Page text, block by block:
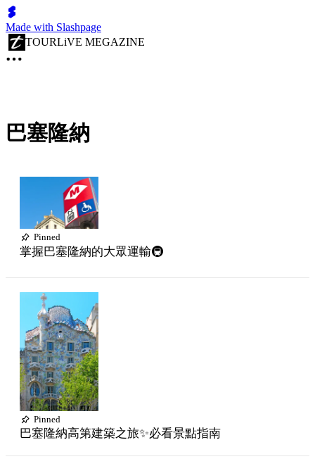
Made with Slashpage
TOURLiVE MEGAZINE
巴塞隆納
Pinned
掌握巴塞隆納的大眾運輸🚇
Pinned
巴塞隆納高第建築之旅✨必看景點指南